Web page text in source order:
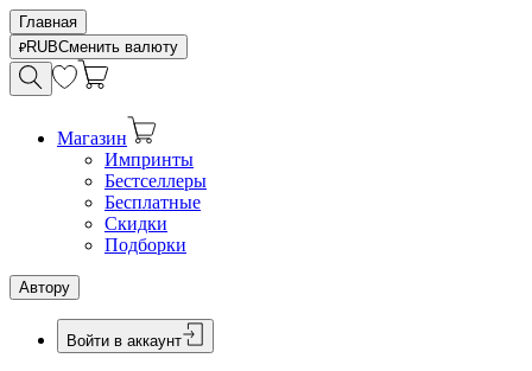
Главная
RUBСменить валюту
Магазин
Импринты
Бестселлеры
Бесплатные
Скидки
Подборки
Автору
Войти в аккаунт